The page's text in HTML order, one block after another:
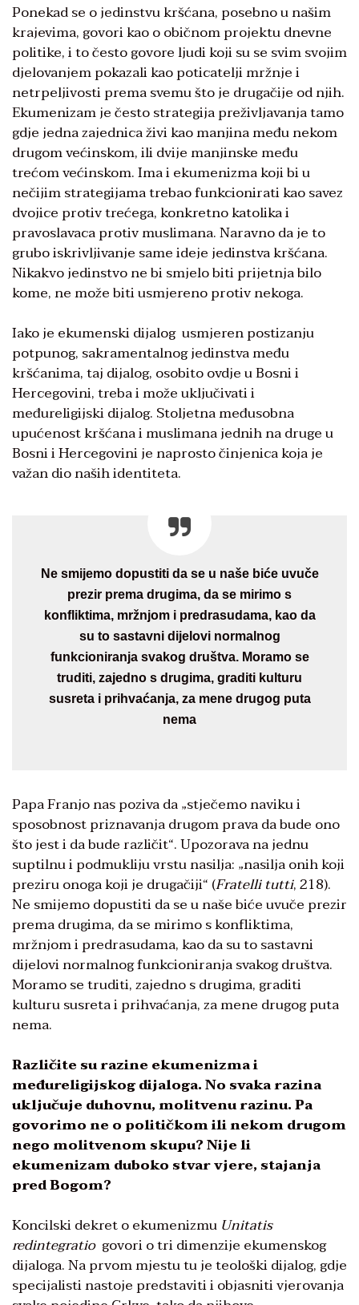
Ponekad se o jedinstvu kršćana, posebno u našim
krajevima, govori kao o običnom projektu dnevne
politike, i to često govore ljudi koji su se svim svojim
djelovanjem pokazali kao poticatelji mržnje i
netrpeljivosti prema svemu što je drugačije od njih.
Ekumenizam je često strategija preživljavanja tamo
gdje jedna zajednica živi kao manjina među nekom
drugom većinskom, ili dvije manjinske među
trećom većinskom. Ima i ekumenizma koji bi u
nečijim strategijama trebao funkcionirati kao savez
dvojice protiv trećega, konkretno katolika i
pravoslavaca protiv muslimana. Naravno da je to
grubo iskrivljivanje same ideje jedinstva kršćana.
Nikakvo jedinstvo ne bi smjelo biti prijetnja bilo
kome, ne može biti usmjereno protiv nekoga.
Iako je ekumenski dijalog usmjeren postizanju
potpunog, sakramentalnog jedinstva među
kršćanima, taj dijalog, osobito ovdje u Bosni i
Hercegovini, treba i može uključivati i
međureligijski dijalog. Stoljetna međusobna
upućenost kršćana i muslimana jednih na druge u
Bosni i Hercegovini je naprosto činjenica koja je
važan dio naših identiteta.
Ne smijemo dopustiti da se u naše biće uvuče
prezir prema drugima, da se mirimo s
konfliktima, mržnjom i predrasudama, kao da
su to sastavni dijelovi normalnog
funkcioniranja svakog društva. Moramo se
truditi, zajedno s drugima, graditi kulturu
susreta i prihvaćanja, za mene drugog puta
nema
Papa Franjo nas poziva da „stječemo naviku i
sposobnost priznavanja drugom prava da bude ono
što jest i da bude različit“. Upozorava na jednu
suptilnu i podmukliju vrstu nasilja: „nasilja onih koji
preziru onoga koji je drugačiji“ (Fratelli tutti, 218).
Ne smijemo dopustiti da se u naše biće uvuče prezir
prema drugima, da se mirimo s konfliktima,
mržnjom i predrasudama, kao da su to sastavni
dijelovi normalnog funkcioniranja svakog društva.
Moramo se truditi, zajedno s drugima, graditi
kulturu susreta i prihvaćanja, za mene drugog puta
nema.
Različite su razine ekumenizma i
međureligijskog dijaloga. No svaka razina
uključuje duhovnu, molitvenu razinu. Pa
govorimo ne o političkom ili nekom drugom
nego molitvenom skupu? Nije li
ekumenizam duboko stvar vjere, stajanja
pred Bogom?
Koncilski dekret o ekumenizmu Unitatis
redintegratio govori o tri dimenzije ekumenskog
dijaloga. Na prvom mjestu tu je teološki dijalog, gdje
specijalisti nastoje predstaviti i objasniti vjerovanja